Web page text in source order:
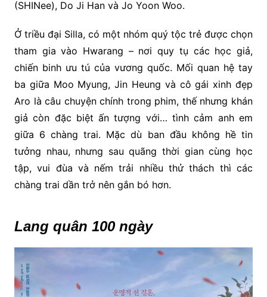
(SHINee), Do Ji Han và Jo Yoon Woo.
Ở triều đại Silla, có một nhóm quý tộc trẻ được chọn
tham gia vào Hwarang – nơi quy tụ các học giả,
chiến binh ưu tú của vương quốc. Mối quan hệ tay
ba giữa Moo Myung, Jin Heung và cô gái xinh đẹp
Aro là câu chuyện chính trong phim, thế nhưng khán
giả còn đặc biệt ấn tượng với… tình cảm anh em
giữa 6 chàng trai. Mặc dù ban đầu không hề tin
tưởng nhau, nhưng sau quãng thời gian cùng học
tập, vui đùa và nếm trải nhiều thử thách thì các
chàng trai dần trở nên gắn bó hơn.
Lang quân 100 ngày